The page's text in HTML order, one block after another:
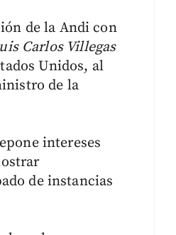
de la Andi con
Carlos Villegas
Unidos, al
de la
intereses
de instancias